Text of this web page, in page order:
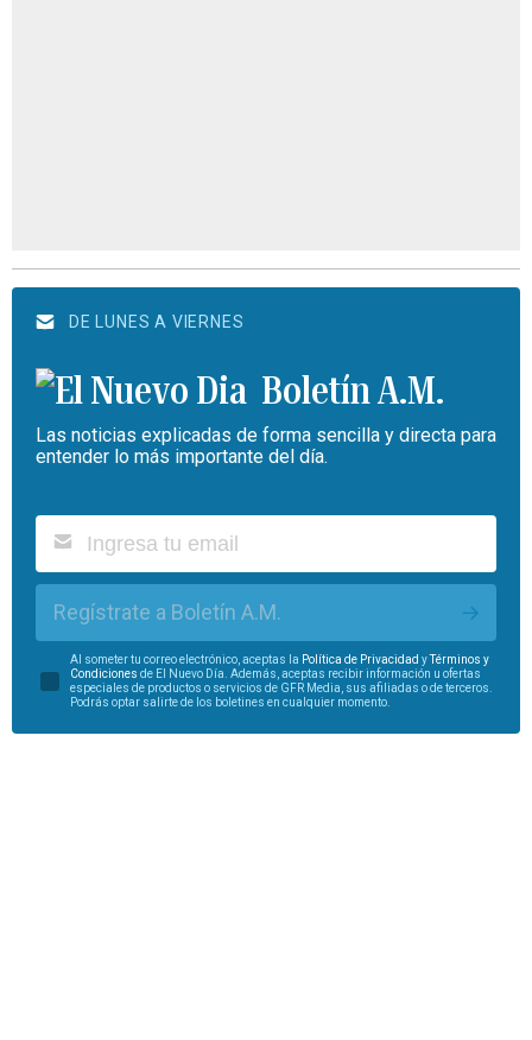
DE LUNES A VIERNES
Boletín A.M.
Las noticias explicadas de forma sencilla y directa para
entender lo más importante del día.
Regístrate a Boletín A.M.
Al someter tu correo electrónico, aceptas la Política de Privacidad yTérminos y
Condiciones de El Nuevo Día. Además, aceptas recibir información u ofertas
especiales de productos o servicios de GFR Media, sus afiliadas o de terceros.
Podrás optar salirte de los boletines en cualquier momento.